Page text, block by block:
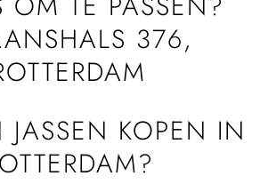
376,
KOPEN IN